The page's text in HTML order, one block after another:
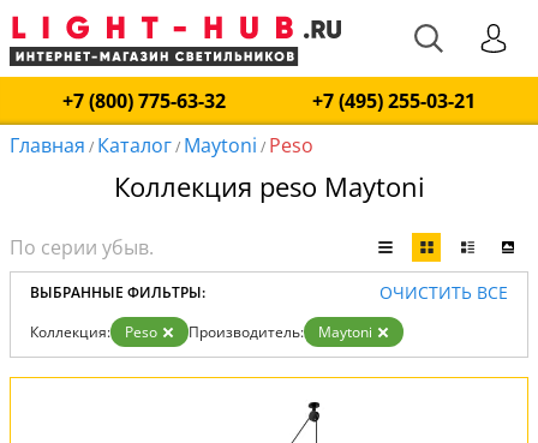
+7 (800) 775-63-32
+7 (495) 255-03-21
Главная / Каталог/ Maytoni / Peso
Коллекция peso Maytoni
ВЫБРАННЫЕ ФИЛЬТРЫ: ОЧИСТИТЬ ВСЕ
Коллекция: Peso Производитель: Maytoni